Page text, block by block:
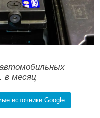
в месяц
источники Google